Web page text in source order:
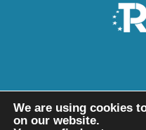
We are using cookies
on our website.